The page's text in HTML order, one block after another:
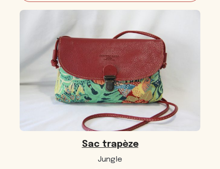
Sac
trapèze
Sac trapèze
Jungle